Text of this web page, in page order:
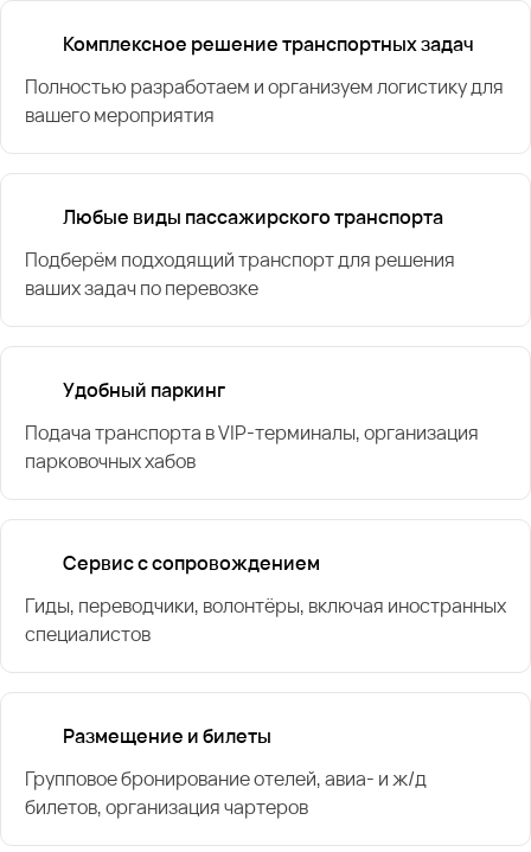
Комплексное решение транспортных задач
Полностью разработаем и организуем логистику для
вашего мероприятия
Любые виды пассажирского транспорта
Подберём подходящий транспорт для решения
ваших задач по перевозке
Удобный паркинг
Подача транспорта в VIP-терминалы, организация
парковочных хабов
Сервис с сопровождением
Гиды, переводчики, волонтёры, включая иностранных
специалистов
Размещение и билеты
Групповое бронирование отелей, авиа- и ж/д
билетов, организация чартеров